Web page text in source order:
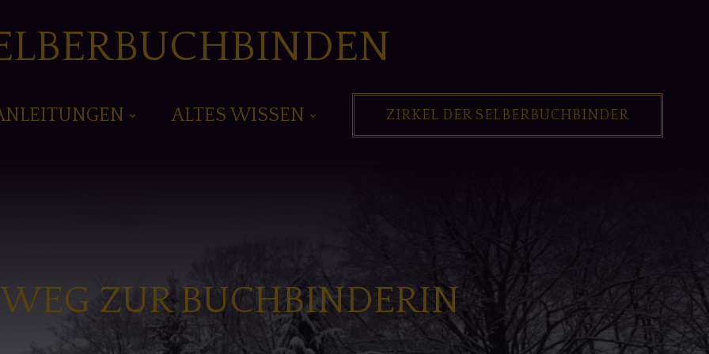
ALTES WISSEN ZIRKEL DER SELBERBUCHBINDER
ZUR BUCHBINDERIN